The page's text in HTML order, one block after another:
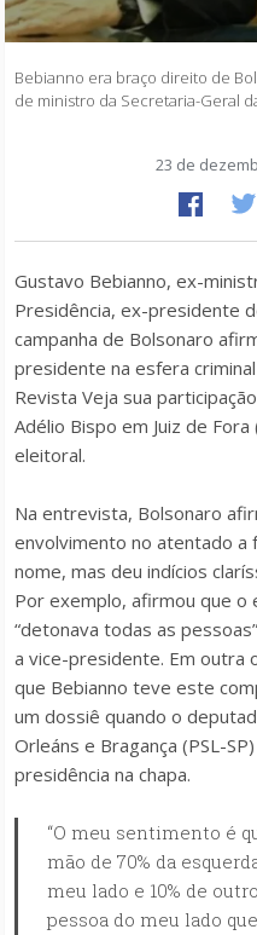
Bebianno era braço direito de
de ministro da Secretaria-Geral
23 de
Gustavo Bebianno, ex-
Presidência, ex-presidente
campanha de Bolsonaro
presidente na esfera
Revista Veja sua
Adélio Bispo em Juiz de
eleitoral.
Na entrevista, Bolsonaro
envolvimento no atentado a
nome, mas deu indícios
Por exemplo, afirmou que
“detonava todas as
a vice-presidente. Em outra
que Bebianno teve este
um dossiê quando o
Orleáns e Bragança (PSL-
presidência na chapa.
“O meu sentimento é
mão de 70% da
meu lado e 10% de
pessoa do meu lado